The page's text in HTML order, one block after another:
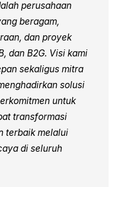
perusahaan
beragam,
dan proyek
dan B2G. Visi kami
sekaligus mitra
solusi
untuk
transformasi
terbaik melalui
di seluruh